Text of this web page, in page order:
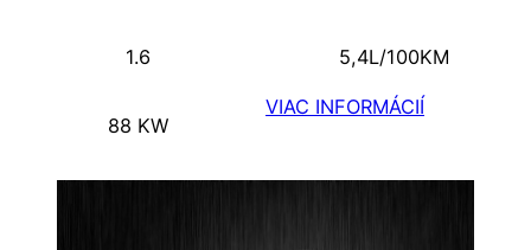
1.6 5,4L/100KM
88 KW
VIAC INFORMÁCIÍ